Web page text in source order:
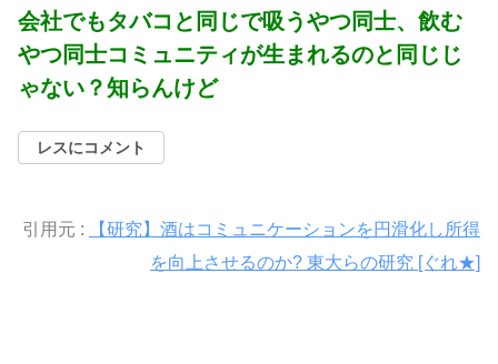
会社でもタバコと同じで吸うやつ同士、飲む
やつ同士コミュニティが生まれるのと同じじ
ゃない？知らんけど
レスにコメント
引用元 :
【研究】酒はコミュニケーションを円滑化し所得
を向上させるのか? 東大らの研究 [ぐれ★]